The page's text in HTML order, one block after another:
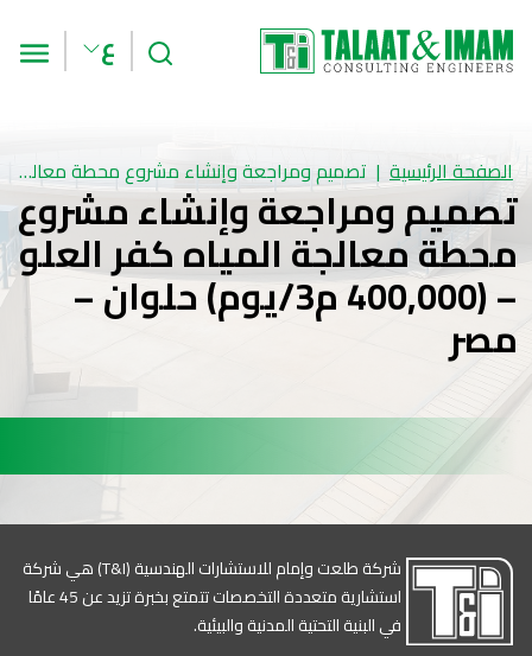
بحث ع
الصفحة الرئيسية تصميم ومراجعة وإنشاء مشروع محطة معالجة المياه كفر العلو – (400,000 م3/يوم) حلوان – مصر
تصميم ومراجعة وإنشاء مشروع
محطة معالجة المياه كفر العلو
– (400,000 م3/يوم) حلوان –
مصر
شركة طلعت وإمام للاستشارات الهندسية (T&I) هي شركة
استشارية متعددة التخصصات تتمتع بخبرة تزيد عن 45 عامًا
في البنية التحتية المدنية والبيئية.